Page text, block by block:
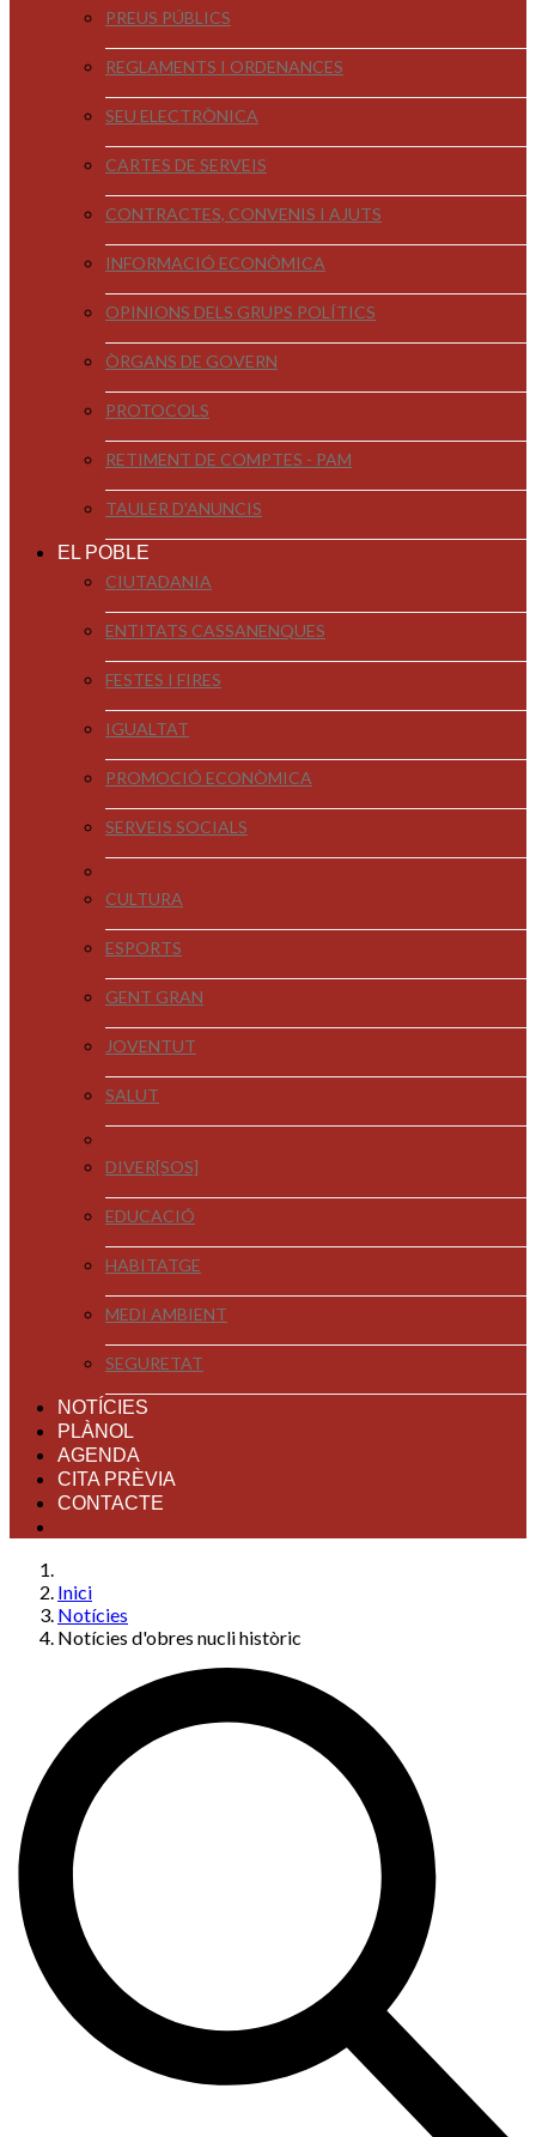
PREUS PÚBLICS
REGLAMENTS I ORDENANCES
SEU ELECTRÒNICA
CARTES DE SERVEIS
CONTRACTES, CONVENIS I AJUTS
INFORMACIÓ ECONÒMICA
OPINIONS DELS GRUPS POLÍTICS
ÒRGANS DE GOVERN
PROTOCOLS
RETIMENT DE COMPTES - PAM
TAULER D'ANUNCIS
EL POBLE
CIUTADANIA
ENTITATS CASSANENQUES
FESTES I FIRES
IGUALTAT
PROMOCIÓ ECONÒMICA
SERVEIS SOCIALS
CULTURA
ESPORTS
GENT GRAN
JOVENTUT
SALUT
DIVER[SOS]
EDUCACIÓ
HABITATGE
MEDI AMBIENT
SEGURETAT
NOTÍCIES
PLÀNOL
AGENDA
CITA PRÈVIA
CONTACTE
Inici
Notícies
Notícies d'obres nucli històric